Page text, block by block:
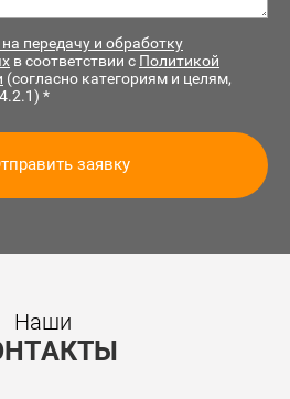
на передачу и обработку
в соответствии с Политикой
(согласно категориям и целям,
*
заявку
Наши